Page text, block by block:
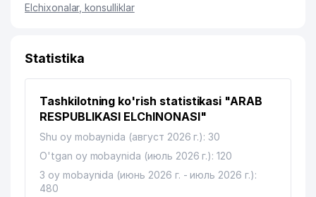
Elchixonalar, konsulliklar
Statistika
Tashkilotning ko'rish statistikasi "ARAB
RESPUBLIKASI ELChINONASI"
Shu oy mobaynida (август 2026 г.): 30
O'tgan oy mobaynida (июль 2026 г.): 120
3 oy mobaynida (июнь 2026 г. - июль 2026 г.):
480